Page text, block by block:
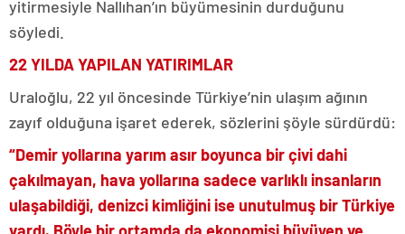
yitirmesiyle Nallıhan’ın büyümesinin durduğunu
söyledi.
22 YILDA YAPILAN YATIRIMLAR
Uraloğlu, 22 yıl öncesinde Türkiye’nin ulaşım ağının
zayıf olduğuna işaret ederek, sözlerini şöyle sürdürdü:
“Demir yollarına yarım asır boyunca bir çivi dahi
çakılmayan, hava yollarına sadece varlıklı insanların
ulaşabildiği, denizci kimliğini ise unutulmuş bir Türkiye